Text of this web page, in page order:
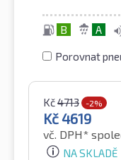
B A
Porovnat
Kč4713 -2%
Kč4619
vč. DPH*
NA SKLADĚ